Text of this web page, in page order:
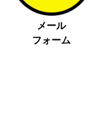
メール
フォーム